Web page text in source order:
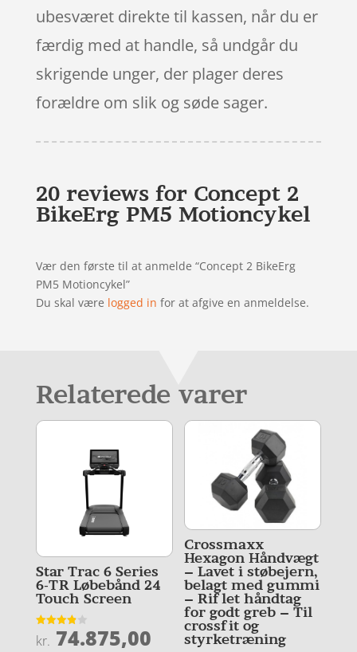
ubesværet direkte til kassen, når du er
færdig med at handle, så undgår du
skrigende unger, der plager deres
forældre om slik og søde sager.
20 reviews for Concept 2
BikeErg PM5 Motioncykel
Vær den første til at anmelde “Concept 2 BikeErg
PM5 Motioncykel”
Du skal være logged in for at afgive en anmeldelse.
Relaterede varer
Star Trac 6 Series
6-TR Løbebånd 24
Touch Screen
Vurderet
3.9
kr. 74.875,00
Crossmaxx
Hexagon Håndvægt
– Lavet i støbejern,
belagt med gummi
– Riflet håndtag
for godt greb – Til
crossfit og
styrketræning